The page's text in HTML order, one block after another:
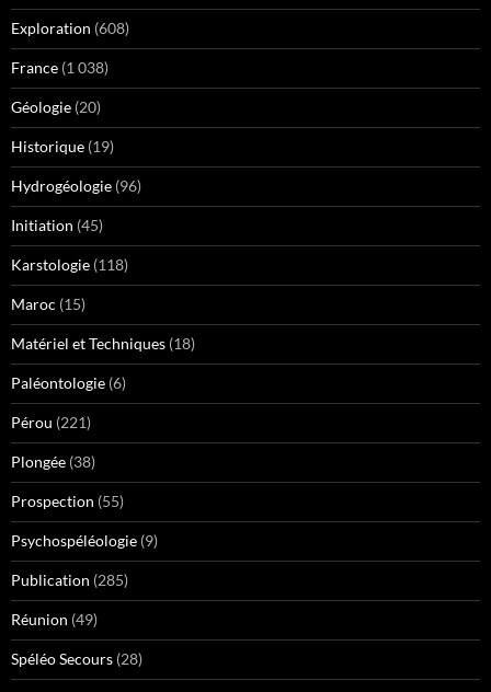
Exploration (608)
France (1 038)
Géologie (20)
Historique (19)
Hydrogéologie (96)
Initiation (45)
Karstologie (118)
Maroc (15)
Matériel et Techniques (18)
Paléontologie (6)
Pérou (221)
Plongée (38)
Prospection (55)
Psychospéléologie (9)
Publication (285)
Réunion (49)
Spéléo Secours (28)